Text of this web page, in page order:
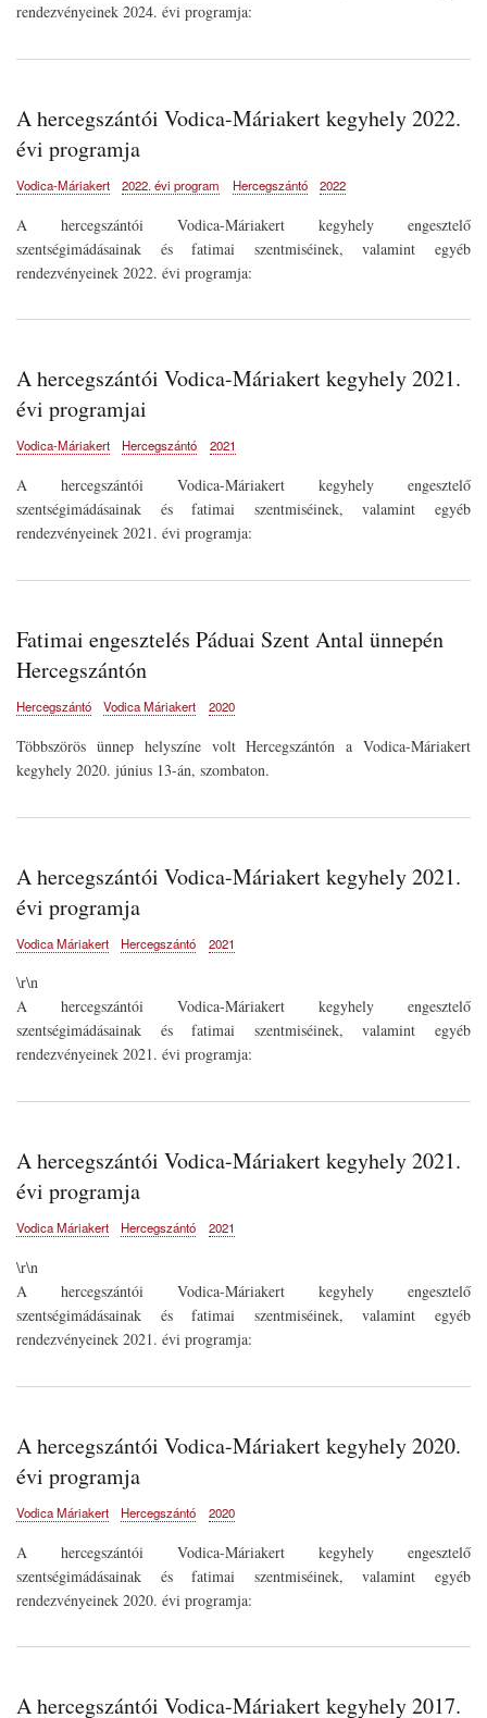
rendezvényeinek 2024. évi programja:
A hercegszántói Vodica-Máriakert kegyhely 2022.
évi programja
Vodica-Máriakert 2022. évi program Hercegszántó 2022
A hercegszántói Vodica-Máriakert kegyhely engesztelő
szentségimádásainak és fatimai szentmiséinek, valamint egyéb
rendezvényeinek 2022. évi programja:
A hercegszántói Vodica-Máriakert kegyhely 2021.
évi programjai
Vodica-Máriakert Hercegszántó 2021
A hercegszántói Vodica-Máriakert kegyhely engesztelő
szentségimádásainak és fatimai szentmiséinek, valamint egyéb
rendezvényeinek 2021. évi programja:
Fatimai engesztelés Páduai Szent Antal ünnepén
Hercegszántón
Hercegszántó Vodica Máriakert 2020
Többszörös ünnep helyszíne volt Hercegszántón a Vodica-Máriakert
kegyhely 2020. június 13-án, szombaton.
A hercegszántói Vodica-Máriakert kegyhely 2021.
évi programja
Vodica Máriakert Hercegszántó 2021
\r\n
A hercegszántói Vodica-Máriakert kegyhely engesztelő
szentségimádásainak és fatimai szentmiséinek, valamint egyéb
rendezvényeinek 2021. évi programja:
A hercegszántói Vodica-Máriakert kegyhely 2021.
évi programja
Vodica Máriakert Hercegszántó 2021
\r\n
A hercegszántói Vodica-Máriakert kegyhely engesztelő
szentségimádásainak és fatimai szentmiséinek, valamint egyéb
rendezvényeinek 2021. évi programja:
A hercegszántói Vodica-Máriakert kegyhely 2020.
évi programja
Vodica Máriakert Hercegszántó 2020
A hercegszántói Vodica-Máriakert kegyhely engesztelő
szentségimádásainak és fatimai szentmiséinek, valamint egyéb
rendezvényeinek 2020. évi programja:
A hercegszántói Vodica-Máriakert kegyhely 2017.